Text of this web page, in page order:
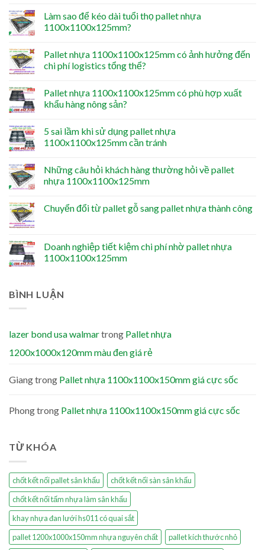
Làm sao để kéo dài tuổi thọ pallet nhựa
1100x1100x125mm?
Pallet nhựa 1100x1100x125mm có ảnh hưởng đến
chi phí logistics tổng thể?
Pallet nhựa 1100x1100x125mm có phù hợp xuất
khẩu hàng nông sản?
5 sai lầm khi sử dụng pallet nhựa
1100x1100x125mm cần tránh
Những câu hỏi khách hàng thường hỏi về pallet
nhựa 1100x1100x125mm
Chuyển đổi từ pallet gỗ sang pallet nhựa thành công
Doanh nghiệp tiết kiệm chi phí nhờ pallet nhựa
1100x1100x125mm
BÌNH LUẬN
lazer bond usa walmartrong Pallet nhựa
1200x1000x120mm màu đen giá rẻ
Giangtrong Pallet nhựa 1100x1100x150mm giá cực sốc
Phongtrong Pallet nhựa 1100x1100x150mm giá cực sốc
TỪ KHÓA
chốt kết nối pallet sân khấu
chốt kết nối sàn sân khấu
chốt kết nối tấm nhựa làm sân khấu
khay nhựa đan lưới hs011 có quai sắt
pallet 1200x1000x150mm nhựa nguyên chất
pallet kích thước nhỏ